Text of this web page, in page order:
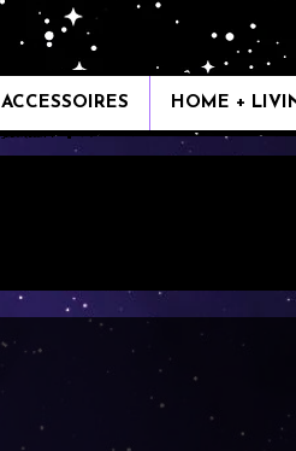
ACCESSOIRES HOME +